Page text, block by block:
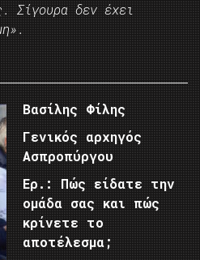
Σίγουρα δεν έχει
Βασίλης Φίλης
Γενικός αρχηγός
Ασπροπύργου
Ερ.: Πώς είδατε την
ομάδα σας και πώς
κρίνετε το
αποτέλεσμα;